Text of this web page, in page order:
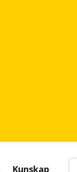
Kunskap